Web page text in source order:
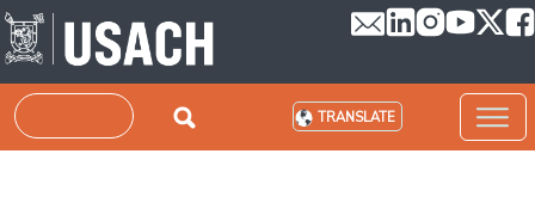
Skip to main content
Search TRANSLATE